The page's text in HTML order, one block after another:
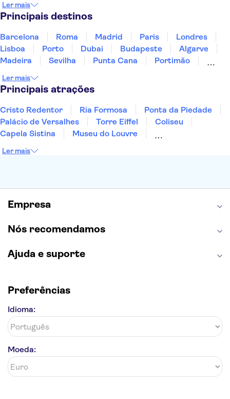
Portugal
Singapura
Ler mais
Principais destinos
Barcelona Roma Madrid Paris
Londres
Lisboa
Porto Dubai Budapeste
Algarve
Madeira
Sevilha Punta Cana
Portimão
Sesimbra
Ler mais
Principais atrações
Cristo Redentor Ria Formosa
Ponta da Piedade
Palácio de Versalhes
Torre Eiffel
Coliseu
Capela Sistina
Museu do Louvre
Torre de Belém
Ler mais
Empresa
Nós recomendamos
Ajuda e suporte
Preferências
Idioma:
Moeda: